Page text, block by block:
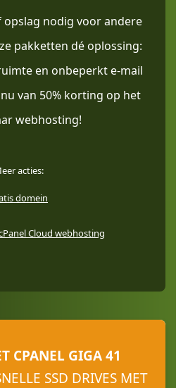
opslag nodig voor andere
pakketten dé oplossing:
en onbeperkt e-mail
van 50% korting op het
webhosting!
acties:
domein
Cloud webhosting
CPANEL GIGA 41
SSD DRIVES MET